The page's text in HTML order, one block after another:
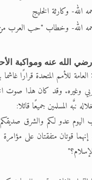
الله- وكارثة الخليج
رحمه الله- وخطاب "حب العرب
رضي الله عنه ومواكبة
العامة للأمم المتحدة قرارًا
وغيره. وقد كان هذا صوت
نبَّه المسلمين جميعًا قائلا:
اليوم عدو لكم والشرق
قوتان متفقتان على